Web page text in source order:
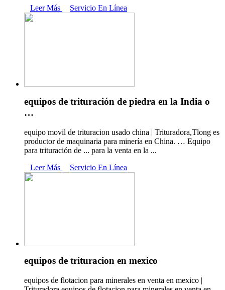
Leer Más
Servicio En Línea
equipos de trituración de piedra en la India o
…
equipo movil de trituracion usado china | Trituradora,Tlong es
productor de maquinaria para minería en China. … Equipo
para trituración de ... para la venta en la ...
Leer Más
Servicio En Línea
equipos de trituracion en mexico
equipos de flotacion para minerales en venta en mexico |